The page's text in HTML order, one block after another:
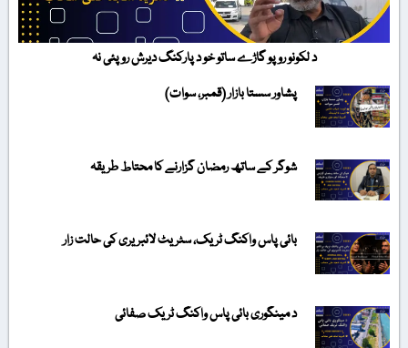
د لکونو روپو گاڑے ساتو خو د پارکنگ دیرش روپئی نہ
پشاور سستا بازار (قمبر، سوات)
شوگر کے ساتھ رمضان گزارنے کا محتاط طریقہ
بائی پاس واکنگ ٹریک، سٹریٹ لائبریری کی حالت زار
د مینگوری بائی پاس واکنگ ٹریک صفائی